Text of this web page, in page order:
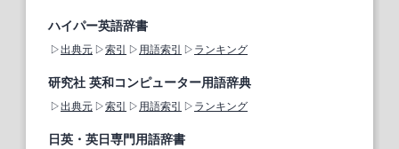
ハイパー英語辞書
出典元 索引 用語索引 ランキング
研究社 英和コンピューター用語辞典
出典元 索引 用語索引 ランキング
日英・英日専門用語辞書